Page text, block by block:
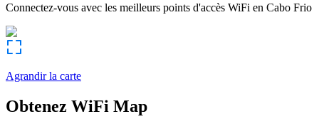
Connectez-vous avec les meilleurs points d'accès WiFi en Cabo Frio
Agrandir la carte
Obtenez WiFi Map